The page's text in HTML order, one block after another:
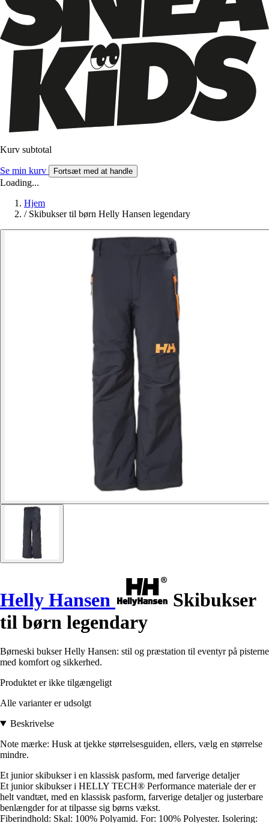
Kurv subtotal
Se min kurv Fortsæt med at handle
Loading...
Hjem
/ Skibukser til børn Helly Hansen legendary
Helly Hansen
Skibukser
til børn legendary
Børneski bukser Helly Hansen: stil og præstation til eventyr på pisterne
med komfort og sikkerhed.
Produktet er ikke tilgængeligt
Alle varianter er udsolgt
Beskrivelse
Note mærke: Husk at tjekke størrelsesguiden, ellers, vælg en størrelse
mindre.
Et junior skibukser i en klassisk pasform, med farverige detaljer
Et junior skibukser i HELLY TECH® Performance materiale der er
helt vandtæt, med en klassisk pasform, farverige detaljer og justerbare
benlængder for at tilpasse sig børns vækst.
Fiberindhold: Skal: 100% Polyamid. For: 100% Polyester. Isolering: